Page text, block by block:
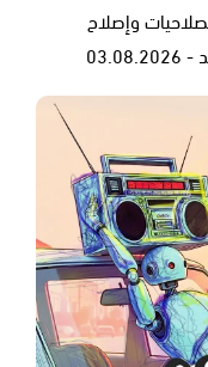
وإصلاح